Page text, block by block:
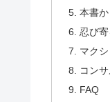
本書
忍び
マク
コン
FAQ